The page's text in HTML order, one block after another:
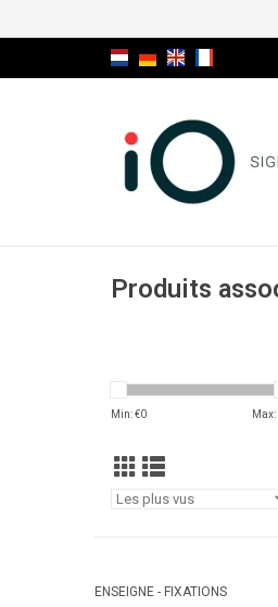
Produits
Min: €0 Max:
ENSEIGNE - FIXATIONS